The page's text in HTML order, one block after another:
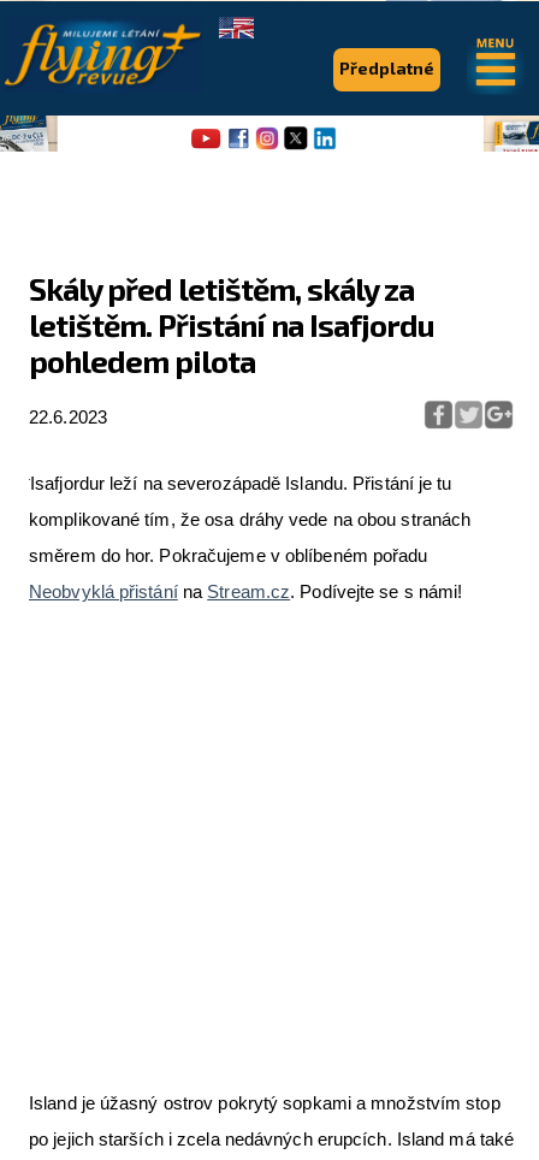
Skály před letištěm, skály za
letištěm. Přistání na Isafjordu
pohledem pilota
22.6.2023
Isafjordur leží na severozápadě Islandu. Přistání je tu
komplikované tím, že osa dráhy vede na obou stranách
směrem do hor. Pokračujeme v oblíbeném pořadu
Neobvyklá přistánína Stream.cz. Podívejte se s námi!
Island je úžasný ostrov pokrytý sopkami a množstvím stop
po jejich starších i zcela nedávných erupcích. Island má také
Předplatné
.
Flying Revue
Články
Pro piloty
Série & speciály
Letecká videa